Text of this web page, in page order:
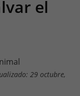
el
29 octubre,